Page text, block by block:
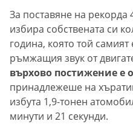
За поставяне на
избира собствената си
година, която той
ръмжащия звук от
върхово постижение е
принадлежеше на
избута 1,9-тонен
минути и 21 секунди.